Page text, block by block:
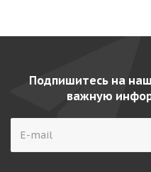
Подпишитесь на
важную